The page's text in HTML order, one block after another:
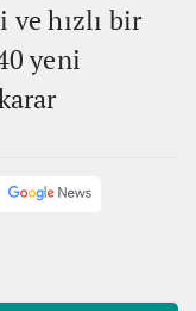
hızlı bir
yeni